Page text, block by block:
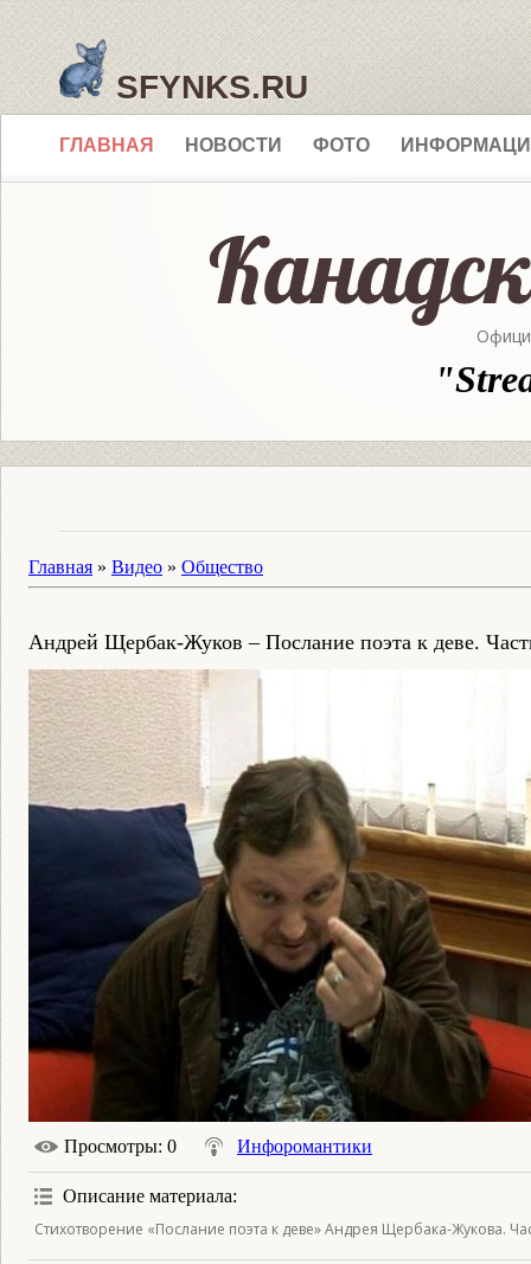
SFYNKS.RU
ГЛАВНАЯ НОВОСТИ ФОТО
Главная » Видео » Общество
Андрей Щербак-Жуков – Послание поэта к деве.
Просмотры: 0 Инфоромантики
Описание материала:
Стихотворение «Послание поэта к деве» Андрея Щербака-Жукова.